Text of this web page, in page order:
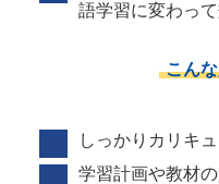
語学習に変わっ
こん
しっかりカリキ
学習計画や教材